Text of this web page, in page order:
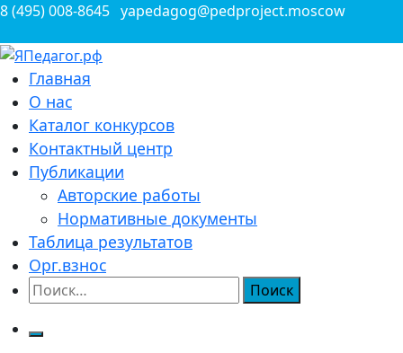
Перейти
содержимому
8 (495) 008-8645 yapedagog@pedproject.moscow
ЯПедагог.рф
Всероссийские конкурсы для педагогов
Главная
О нас
Каталог конкурсов
Контактный центр
Публикации
Авторские работы
Нормативные документы
Таблица результатов
Орг.взнос
Найти: